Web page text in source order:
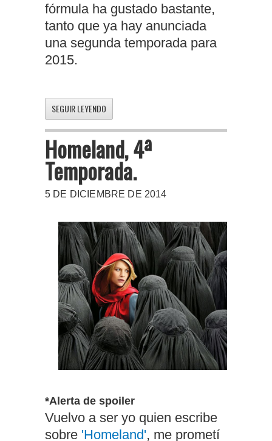
fórmula ha gustado bastante,
tanto que ya hay anunciada
una segunda temporada para
2015.
SEGUIR LEYENDO
Homeland, 4ª
Temporada.
5 DE DICIEMBRE DE 2014
*Alerta de spoiler
Vuelvo a ser yo quien escribe
sobre 'Homeland', me prometí